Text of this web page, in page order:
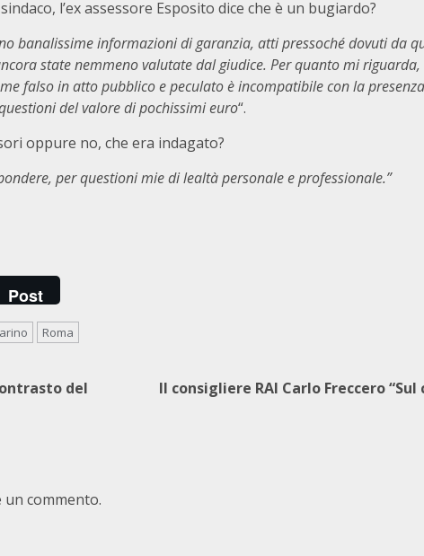
l’ex assessore Esposito dice che è un bugiardo?
banalissime informazioni di garanzia, atti pressoché dovuti da
state nemmeno valutate dal giudice. Per quanto mi riguarda,
falso in atto pubblico e peculato è incompatibile con la
del valore di pochissimi euro“.
oppure no, che era indagato?
per questioni mie di lealtà personale e professionale.”
Post
Roma
del
Il consigliere RAI Carlo Freccero
commento.